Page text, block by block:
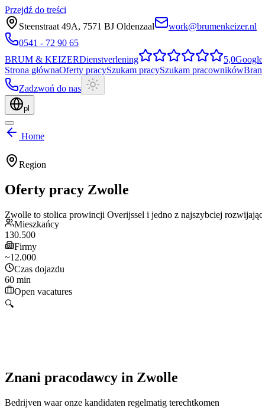
Przejdź do treści
Steenstraat 49A, 7571 BJ Oldenzaal
work@brumenkeizer.nl
0541 - 72 90 65
BRUM & KEIZERDienstverlening 5,0
Strona głównaOferty pracySzukam pracySzukam pracowników
Zadzwoń do nas
pl
Home
Region
Oferty pracy Zwolle
Zwolle to stolica prowincji Overijssel i jedno z najszybciej
Mieszkańcy
130.500
Firmy
~12.000
Czas dojazdu
60 min
Open vacatures
🔍
Znani pracodawcy in Zwolle
Bedrijven waar onze kandidaten regelmatig terechtkomen